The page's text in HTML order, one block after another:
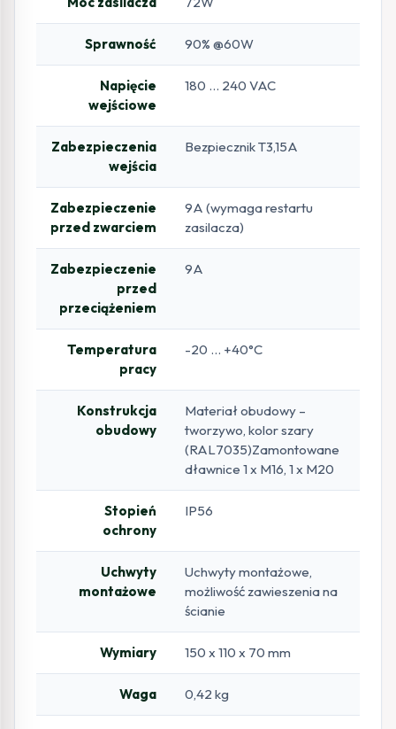
Sprawność 90% @60W
Napięcie
wejściowe
180 … 240 VAC
Zabezpieczenia
wejścia
Bezpiecznik T3,15A
Zabezpieczenie
przed zwarciem
9A (wymaga restartu
zasilacza)
Zabezpieczenie
przed
przeciążeniem
9A
Temperatura
pracy
-20 … +40°C
Konstrukcja
obudowy
Materiał obudowy –
tworzywo, kolor szary
(RAL7035)Zamontowane
dławnice 1 x M16, 1 x M20
Stopień
ochrony
IP56
Uchwyty
montażowe
Uchwyty montażowe,
możliwość zawieszenia na
ścianie
Wymiary 150 x 110 x 70 mm
Waga 0,42 kg